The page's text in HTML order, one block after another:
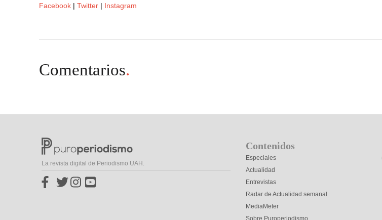
Facebook |Twitter | Instagram
Comentarios.
La revista digital de Periodismo UAH.
Contenidos
Especiales
Actualidad
Entrevistas
Radar de Actualidad semanal
MediaMeter